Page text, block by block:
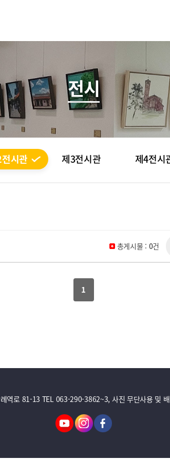
전시
시관 제3전시관 제4전시
총게시물 : 0건
1
역로 81-13 TEL 063-290-3862~3, 사진 무단사용 및